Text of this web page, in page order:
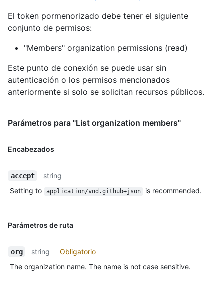
El token pormenorizado debe tener el siguiente
conjunto de permisos:
"Members" organization permissions (read)
Este punto de conexión se puede usar sin
autenticación o los permisos mencionados
anteriormente si solo se solicitan recursos públicos.
Parámetros para "List organization members"
Encabezados
accept
string
Setting to
application/vnd.github+json is recommended.
Parámetros de ruta
org string
Obligatorio
The organization name. The name is not case sensitive.